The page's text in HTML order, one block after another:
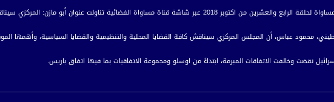
2018 عبر شاشة قناة مساواة الفضائية تناولت عنوان أبو مازن: المركزي سيناقش الاتفاقيات الإسرائيلية
محمود عباس، أن المجلس المركزي سيناقش كافة القضايا المحلية والتنظيمية والقضايا السياسية، وأهمها
نقضت وخالفت الاتفاقات المبرمة، ابتداءً من اوسلو ومجموعة الاتفاقيات بما فيها اتفاق باريس.